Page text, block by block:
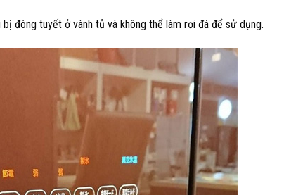
bị đóng tuyết ở vành tủ và không thể làm rơi đá để sử dụng.